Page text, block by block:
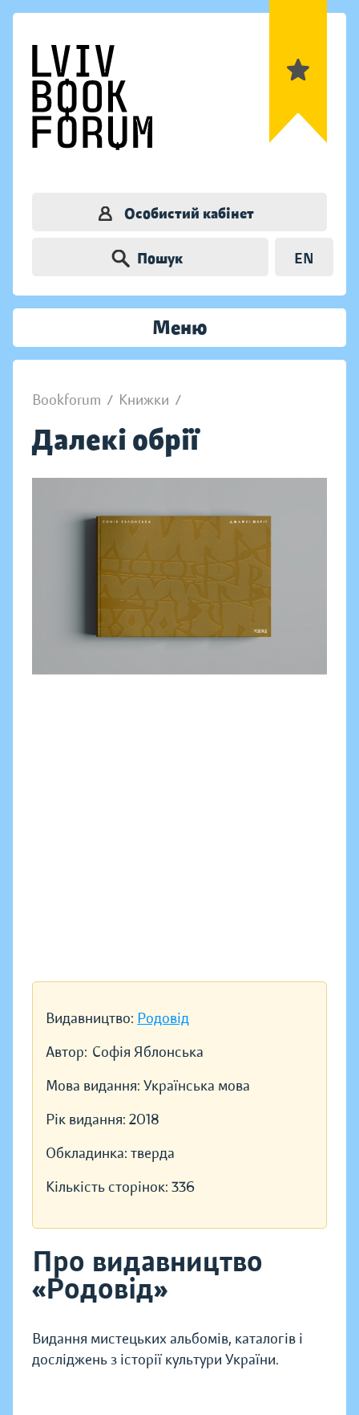
Особистий кабінет
Пошук EN
Меню
Bookforum / Книжки /
Далекі обрії
Видавництво: Родовід
Автор: Софія Яблонська
Мова видання: Українська мова
Рік видання: 2018
Обкладинка: тверда
Кількість сторінок: 336
Про видавництво
«Родовід»
Видання мистецьких альбомів, каталогів і
досліджень з історії культури України.